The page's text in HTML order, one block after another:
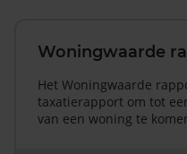
Woningwaarde
Het Woningwaarde
taxatierapport om tot
van een woning te